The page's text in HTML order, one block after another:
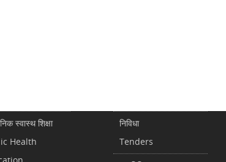
स्वास्थ शिक्षा
Health
निविधा
Tenders